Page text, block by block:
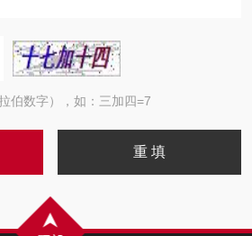
伯数字），如：三加四=7